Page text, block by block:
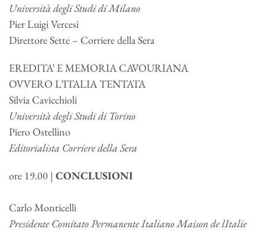
Università degli Studi di Milano
Pier Luigi Vercesi
Direttore Sette – Corriere della Sera
EREDITA’ E MEMORIA CAVOURIANA
OVVERO L’ITALIA TENTATA
Silvia Cavicchioli
Università degli Studi di Torino
Piero Ostellino
Editorialista Corriere della Sera
ore 19.00 | CONCLUSIONI
Carlo Monticelli
Presidente Comitato Permanente Italiano Maison de lItalie